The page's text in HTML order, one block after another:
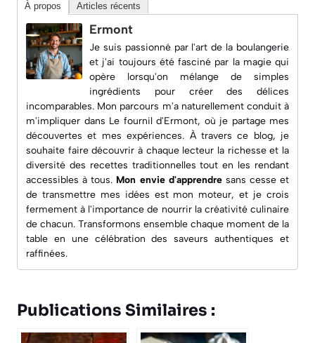
À propos Articles récents
Ermont
Je suis passionné par l'art de la boulangerie
et j'ai toujours été fasciné par la magie qui
opère lorsqu'on mélange de simples
ingrédients pour créer des délices
incomparables. Mon parcours m'a naturellement conduit à
m'impliquer dans Le fournil d'Ermont, où je partage mes
découvertes et mes expériences. À travers ce blog, je
souhaite faire découvrir à chaque lecteur la richesse et la
diversité des recettes traditionnelles tout en les rendant
accessibles à tous. Mon envie d'apprendresans cesse et
de transmettre mes idées est mon moteur, et je crois
fermement à l'importance de nourrir la créativité culinaire
de chacun. Transformons ensemble chaque moment de la
table en une célébration des saveurs authentiques et
raffinées.
Publications Similaires :